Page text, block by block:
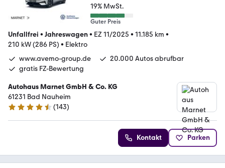
19% MwSt.
Guter Preis
Unfallfrei • Jahreswagen• EZ 11/2025 • 11.185 km •
210 kW (286 PS) • Elektro
www.avemo-group.de
20.000 Autos abrufbar
gratis FZ-Bewertung
Autohaus Marnet GmbH & Co. KG
61231 Bad Nauheim
4.3 Sterne
(143)
Kontakt Parken